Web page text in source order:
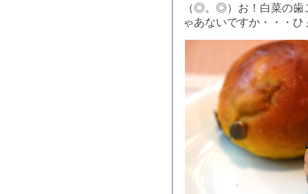
（◎。◎）お！白菜の歯
ゃあないですか・・・ひ